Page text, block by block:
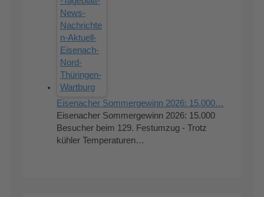
Eisenacher Sommergewinn 2026: 15.000…
Eisenacher Sommergewinn 2026: 15.000
Besucher beim 129. Festumzug - Trotz
kühler Temperaturen…